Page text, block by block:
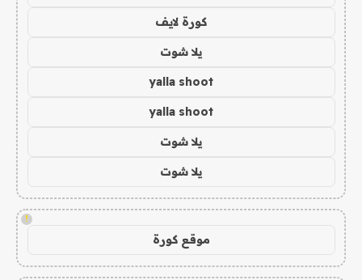
كورة لايف
يلا شوت
yalla shoot
yalla shoot
يلا شوت
يلا شوت
!
موقع كورة